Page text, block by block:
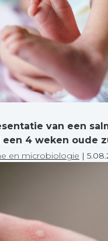
van een
4 weken oude
en microbiologie |